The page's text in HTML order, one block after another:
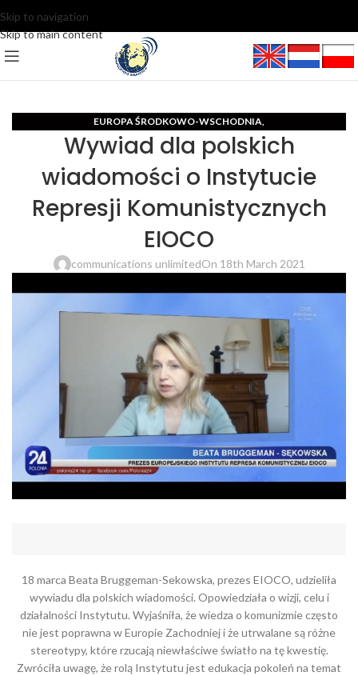
Skip to navigation
Skip to main content
EUROPA ŚRODKOWO-WSCHODNIA
MIĘDZYNARODOWE CENTRUM DZIENNIKARSKIE I PR,VIDEO
Wywiad dla polskich
wiadomości o Instytucie
Represji Komunistycznych
EIOCO
communications unlimitedOn 18th March 2021
18 marca Beata Bruggeman-Sekowska, prezes EIOCO, udzieliła
wywiadu dla polskich wiadomości. Opowiedziała o wizji, celu i
działalności Instytutu. Wyjaśniła, że ​​wiedza o komunizmie często
nie jest poprawna w Europie Zachodniej i że utrwalane są różne
stereotypy, które rzucają niewłaściwe światło na tę kwestię.
Zwróciła uwagę, że rolą Instytutu jest edukacja pokoleń na temat